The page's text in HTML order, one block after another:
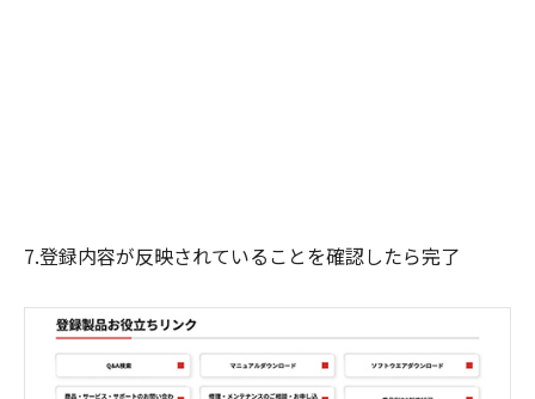
7.登録内容が反映されていることを確認したら完了